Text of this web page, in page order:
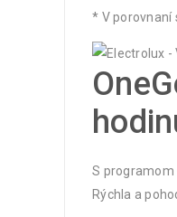
* V porovnaní
S programom
Rýchla a